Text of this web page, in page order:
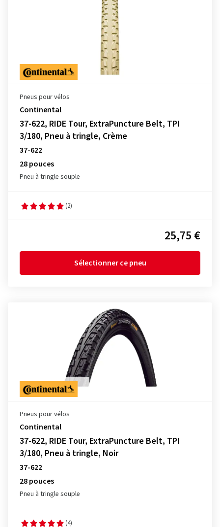
Pneus pour vélos
Continental
37-622, RIDE Tour, ExtraPuncture Belt, TPI
3/180, Pneu à tringle, Crème
37-622
28 pouces
Pneu à tringle souple
(2)
25,75 €
Sélectionner ce pneu
Pneus pour vélos
Continental
37-622, RIDE Tour, ExtraPuncture Belt, TPI
3/180, Pneu à tringle, Noir
37-622
28 pouces
Pneu à tringle souple
(4)